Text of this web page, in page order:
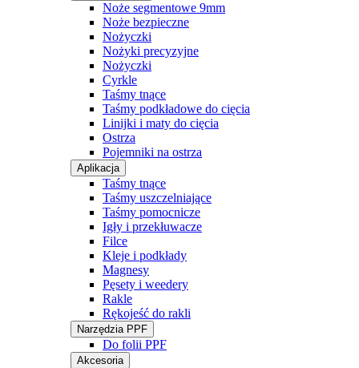
Noże segmentowe 9mm
Noże bezpieczne
Nożyczki
Nożyki precyzyjne
Nożyczki
Cyrkle
Taśmy tnące
Taśmy podkładowe do cięcia
Linijki i maty do cięcia
Ostrza
Pojemniki na ostrza
Aplikacja
Taśmy tnące
Taśmy uszczelniające
Taśmy pomocnicze
Igły i przekłuwacze
Filce
Kleje i podkłady
Magnesy
Pęsety i weedery
Rakle
Rękojeść do rakli
Narzędzia PPF
Do folii PPF
Akcesoria